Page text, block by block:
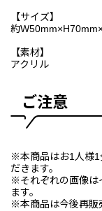
【サイズ】
約
【素材】
アクリル
ご注意
※本商品はお1人様1
だきます。
※それぞれの画像は
ます。
※本商品は今後再販